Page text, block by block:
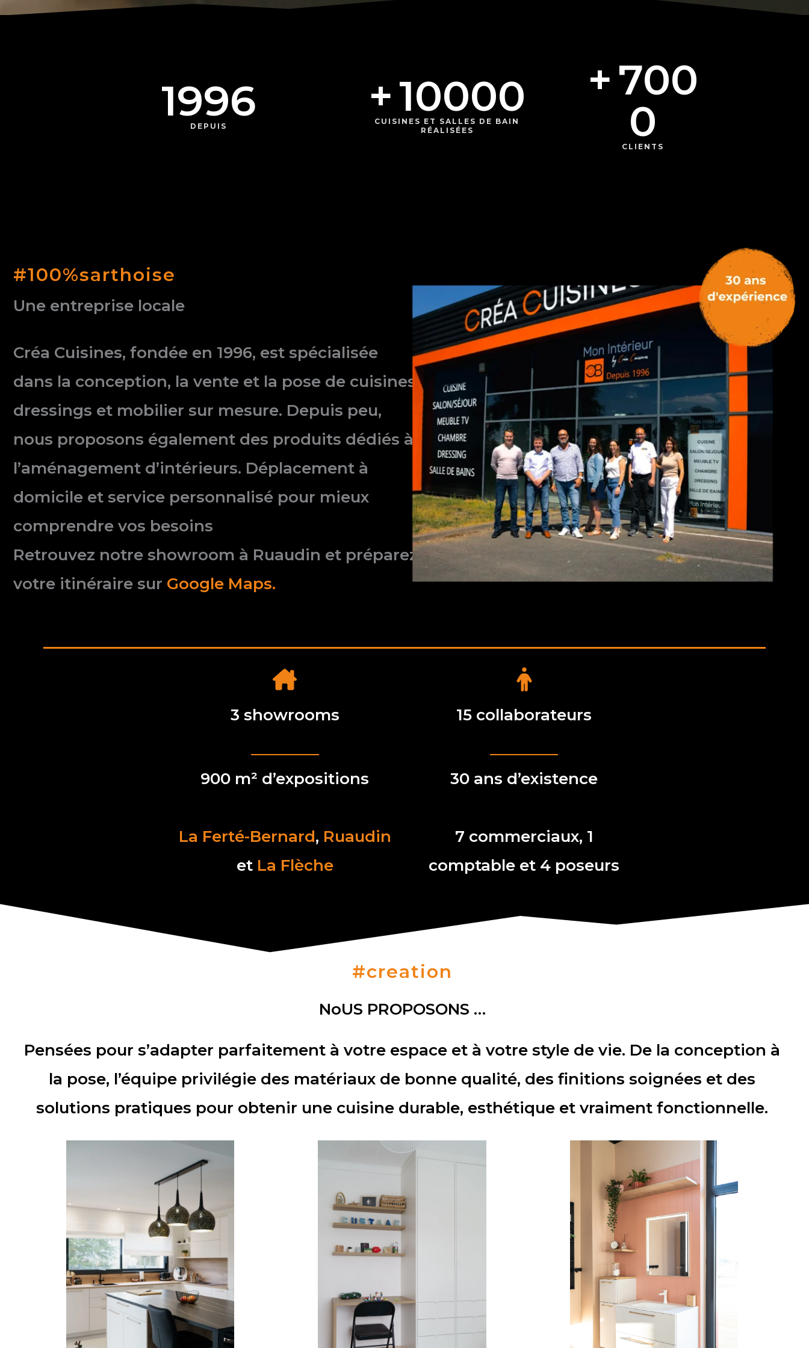
1996
DEPUIS
+10000
CUISINES ET SALLES DE BAIN
RÉALISÉES
+700
0
CLIENTS
#100%sarthoise
Une entreprise locale
Créa Cuisines, fondée en 1996, est spécialisée
dans la conception, la vente et la pose de cuisines,
dressings et mobilier sur mesure. Depuis peu,
nous proposons également des produits dédiés à
l’aménagement d’intérieurs. Déplacement à
domicile et service personnalisé pour mieux
comprendre vos besoins
Retrouvez notre showroom à Ruaudin et préparez
votre itinéraire sur Google Maps.
3 showrooms
900 m² d’expositions
La Ferté-Bernard, Ruaudin
et La Flèche
15 collaborateurs
30 ans d’existence
7 commerciaux, 1
comptable et 4 poseurs
#creation
NoUS PROPOSONS …
Pensées pour s’adapter parfaitement à votre espace et à votre style de vie. De la conception à
la pose, l’équipe privilégie des matériaux de bonne qualité, des finitions soignées et des
solutions pratiques pour obtenir une cuisine durable, esthétique et vraiment fonctionnelle.